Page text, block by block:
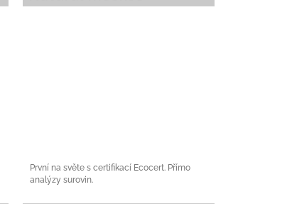
První na světe s certifikací Ecocert. Přímo
analýzy surovin.